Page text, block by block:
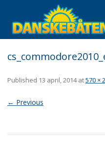
Published 13 april, 2014at570 ×
← Previous